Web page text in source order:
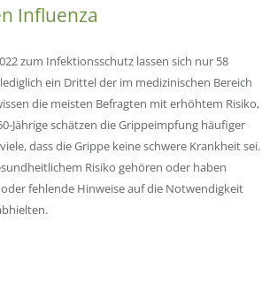
Influenza
zum Infektionsschutz lassen sich nur 58
ein Drittel der im medizinischen Bereich
die meisten Befragten mit erhöhtem Risiko,
Jährige schätzen die Grippeimpfung häufiger
dass die Grippe keine schwere Krankheit sei.
Risiko gehören oder haben
fehlende Hinweise auf die Notwendigkeit